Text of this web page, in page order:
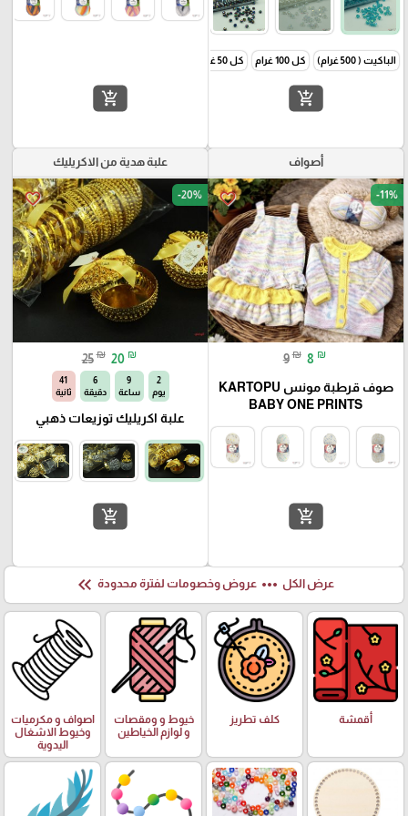
الباكيت ( 500 غرام) كل 100 غرام كل 50 غرام
add_shopping_cart
add_shopping_cart
أصواف
favorite_border -11%
9 ₪ 8 ₪
صوف قرطبة مونس KARTOPU
BABY ONE PRINTS
add_shopping_cart
علبة هدية من الاكريليك
favorite_border -20%
25 ₪ 20 ₪
2
يوم
9
ساعة
6
دقيقة
40
ثانية
علبة اكريليك توزيعات ذهبي
add_shopping_cart
عرض الكل more_horiz عروض وخصومات لفترة محدودة keyboard_double_arrow_left
أقمشة كلف تطريز
خيوط و ومقصات
و لوازم الخياطين
اصواف و مكرميات
وخيوط الاشغال
اليدوية